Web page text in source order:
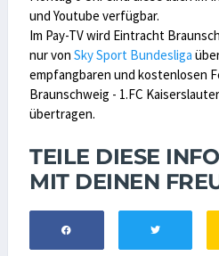
und Youtube verfügbar.
Im Pay-TV wird Eintracht
nur von Sky Sport Bundesliga
empfangbaren und kostenlosen
Braunschweig - 1.FC
übertragen.
TEILE DIESE
MIT DEINEN